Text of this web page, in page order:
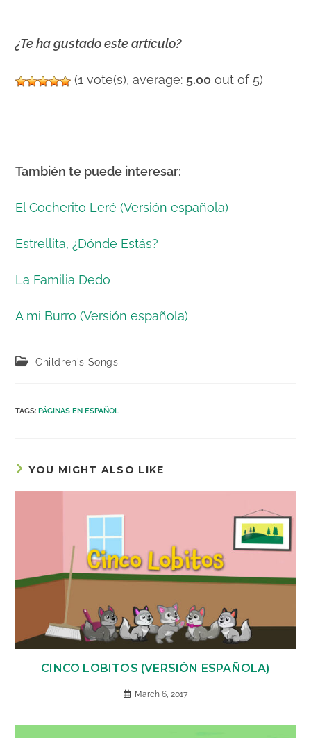
¿Te ha gustado este artículo?
(1 vote(s), average: 5.00 out of 5)
También te puede interesar:
El Cocherito Leré (Versión española)
Estrellita, ¿Dónde Estás?
La Familia Dedo
A mi Burro (Versión española)
PostChildren's Songs
TAGS: PÁGINAS EN ESPAÑOL
YOU MIGHT ALSO LIKE
CINCO LOBITOS (VERSIÓN ESPAÑOLA)
March 6, 2017